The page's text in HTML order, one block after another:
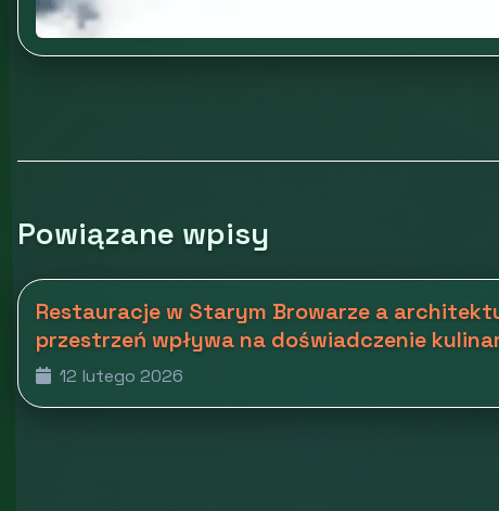
Powiązane wpisy
Restauracje w Starym Browarze a
przestrzeń wpływa na doświadczenie
12 lutego 2026